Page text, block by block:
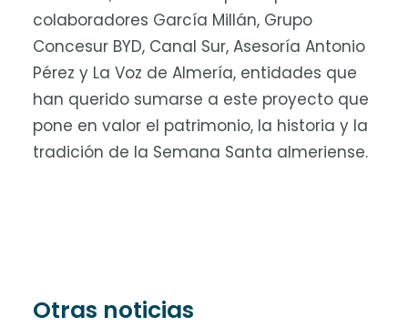
colaboradores García Millán, Grupo
Concesur BYD, Canal Sur, Asesoría Antonio
Pérez y La Voz de Almería, entidades que
han querido sumarse a este proyecto que
pone en valor el patrimonio, la historia y la
tradición de la Semana Santa almeriense.
Otras noticias